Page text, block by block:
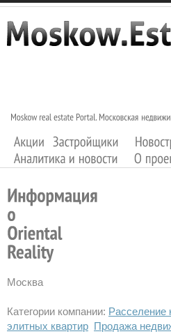
Москва
Категории компании: Расселение
элитных квартир Продажа